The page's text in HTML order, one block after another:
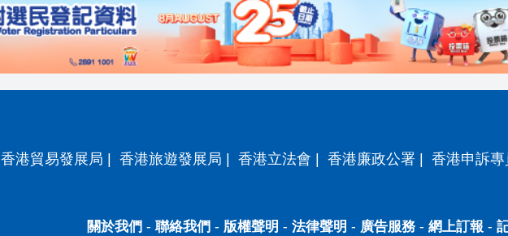
香港貿易發展局 香港旅遊發展局 香港立法會 香港廉政公署
香港申訴
關於我們 - 聯絡我們 - 版權聲明 - 法律聲明 - 廣告服務- 網上訂報 -